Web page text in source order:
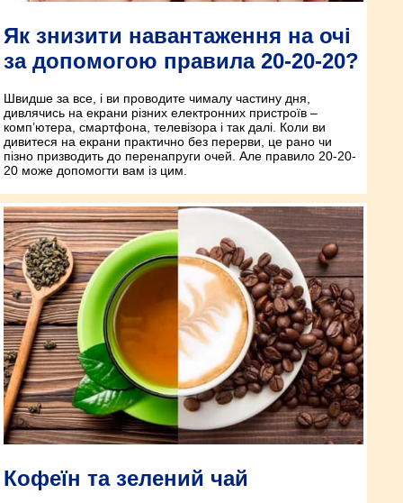
Як знизити навантаження на очі
за допомогою правила 20-20-20?
Швидше за все, і ви проводите чималу частину дня,
дивлячись на екрани різних електронних пристроїв –
комп’ютера, смартфона, телевізора і так далі. Коли ви
дивитеся на екрани практично без перерви, це рано чи
пізно призводить до перенапруги очей. Але правило 20-20-
20 може допомогти вам із цим.
Кофеїн та зелений чай